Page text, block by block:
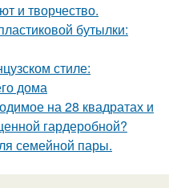
и творчество.
бутылки:
стиле:
дома
на 28 квадратах и
гардеробной?
семейной пары.